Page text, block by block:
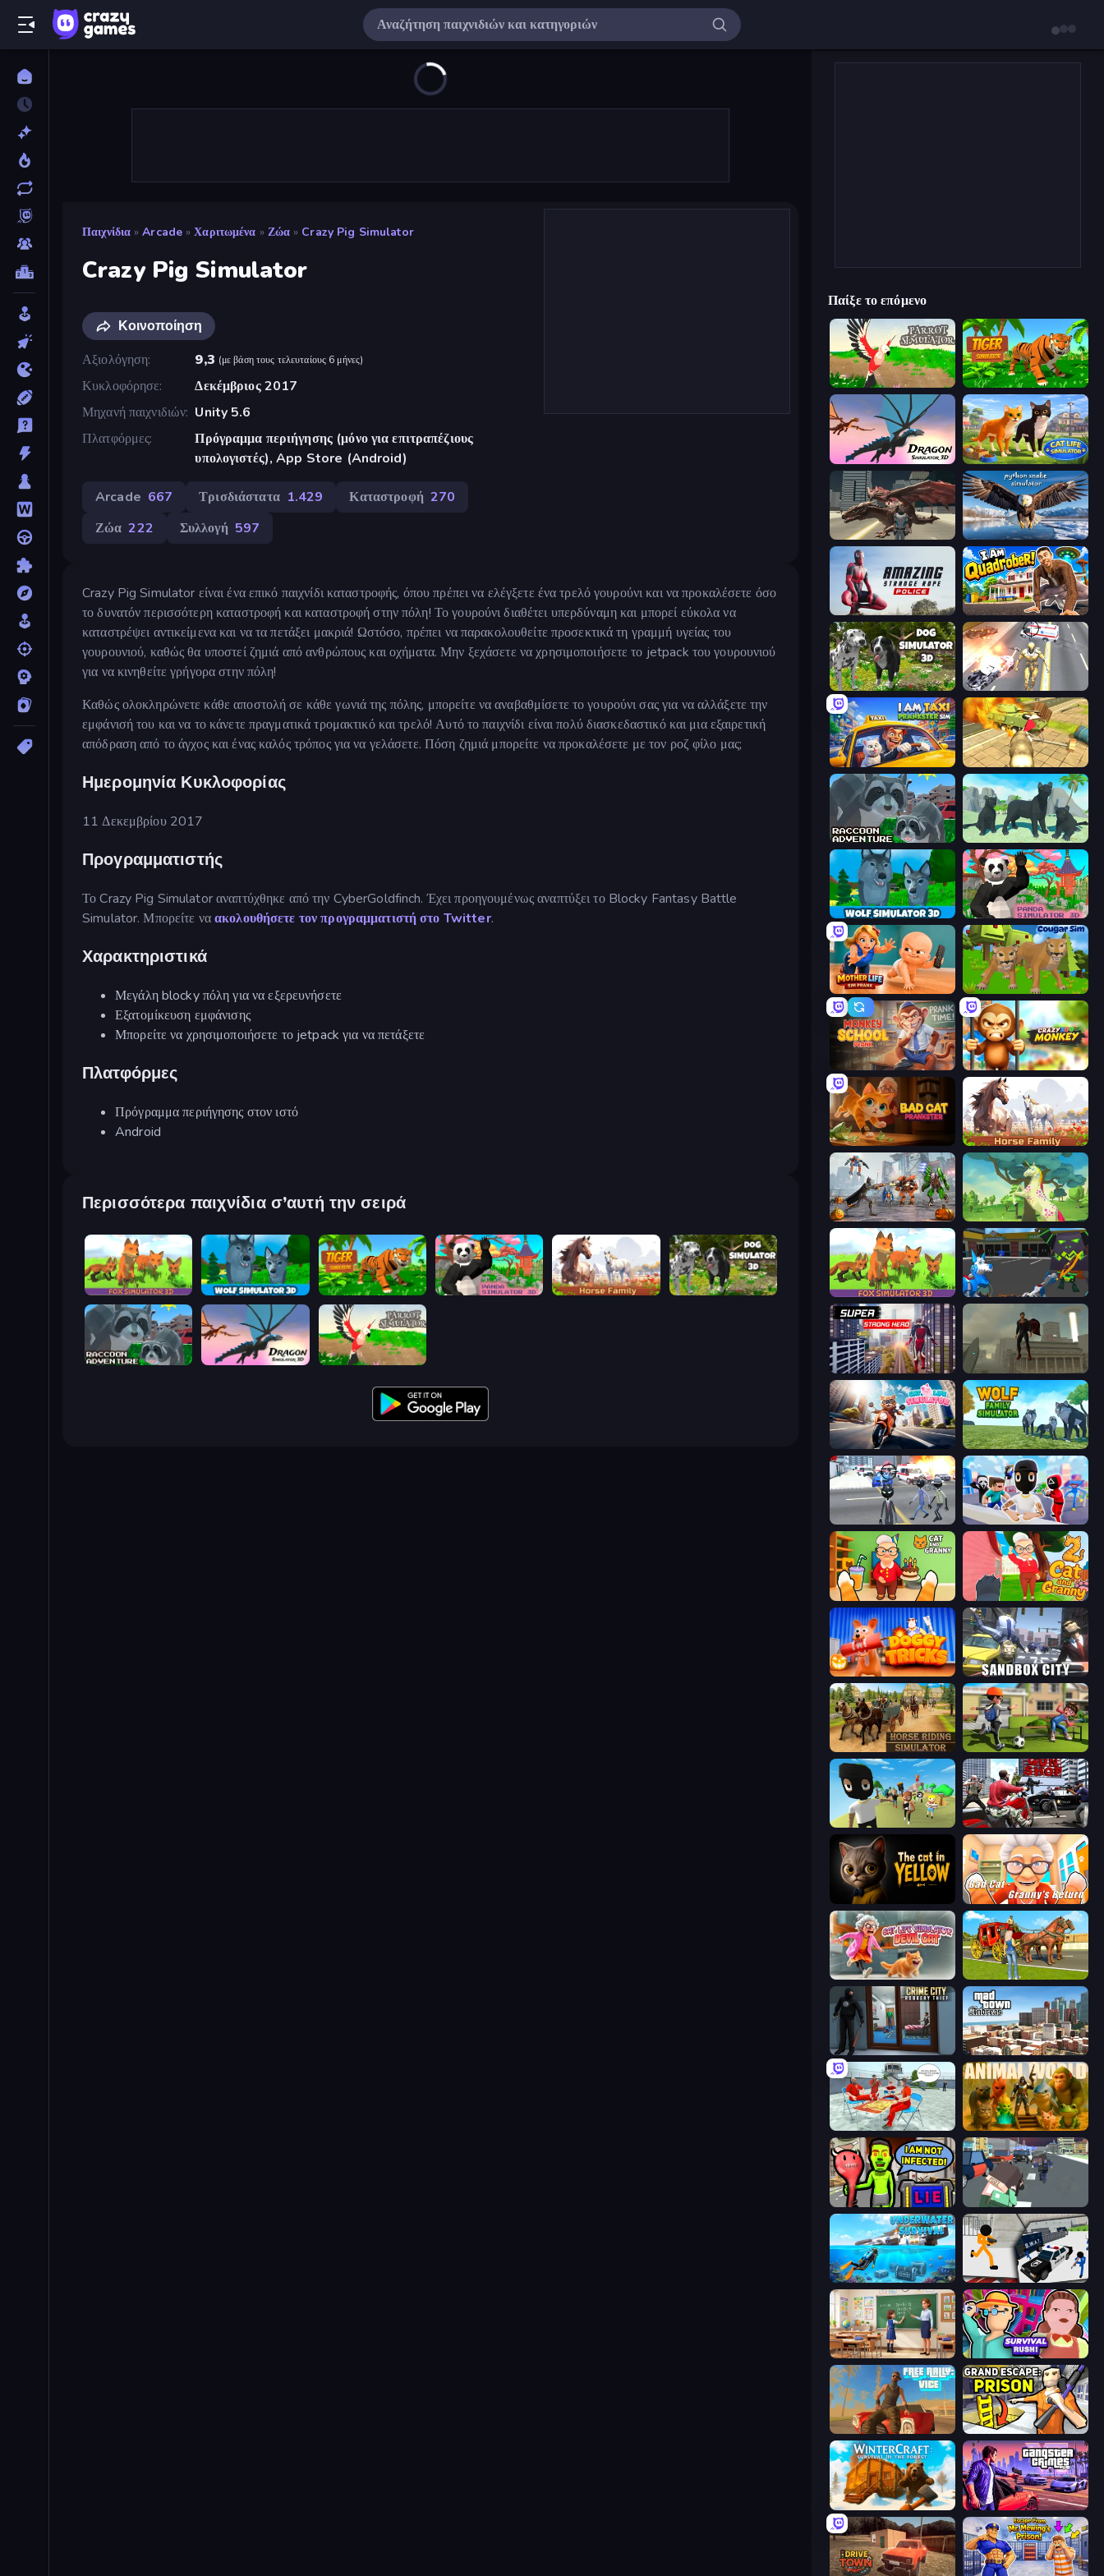
Παιχνίδια » Arcade » Χαριτωμένα » Ζώα » Crazy Pig Simulator
Crazy Pig Simulator
Κοινοποίηση
Αξιολόγηση
9,3 (με βάση τους τελευταίους 6 μήνες)
Κυκλοφόρησε
Δεκέμβριος 2017
Μηχανή παιχνιδιών Unity 5.6
Πλατφόρμες
Πρόγραμμα περιήγησης (μόνο για επιτραπέζιους
υπολογιστές), App Store (Android)
Arcade 667 Τρισδιάστατα 1.429 Καταστροφή 270
Ζώα 222 Συλλογή 597
Crazy Pig Simulator είναι ένα επικό παιχνίδι καταστροφής, όπου πρέπει να ελέγξετε ένα τρελό γουρούνι και να προκαλέσετε όσο
το δυνατόν περισσότερη καταστροφή και καταστροφή στην πόλη! Το γουρούνι διαθέτει υπερδύναμη και μπορεί εύκολα να
καταστρέψει αντικείμενα και να τα πετάξει μακριά! Ωστόσο, πρέπει να παρακολουθείτε προσεκτικά τη γραμμή υγείας του
γουρουνιού, καθώς θα υποστεί ζημιά από ανθρώπους και οχήματα. Μην ξεχάσετε να χρησιμοποιήσετε το jetpack του γουρουνιού
για να κινηθείτε γρήγορα στην πόλη!
Καθώς ολοκληρώνετε κάθε αποστολή σε κάθε γωνιά της πόλης, μπορείτε να αναβαθμίσετε το γουρούνι σας για να αλλάξετε την
εμφάνισή του και να το κάνετε πραγματικά τρομακτικό και τρελό! Αυτό το παιχνίδι είναι πολύ διασκεδαστικό και μια εξαιρετική
απόδραση από το άγχος και ένας καλός τρόπος για να γελάσετε. Πόση ζημιά μπορείτε να προκαλέσετε με τον ροζ φίλο μας;
Ημερομηνία Κυκλοφορίας
11 Δεκεμβρίου 2017
Προγραμματιστής
Το Crazy Pig Simulator αναπτύχθηκε από την CyberGoldfinch. Έχει προηγουμένως αναπτύξει το Blocky Fantasy Battle
Simulator. Μπορείτε ναακολουθήσετε τον προγραμματιστή στο Twitter.
Χαρακτηριστικά
Μεγάλη blocky πόλη για να εξερευνήσετε
Εξατομίκευση εμφάνισης
Μπορείτε να χρησιμοποιήσετε το jetpack για να πετάξετε
Πλατφόρμες
Πρόγραμμα περιήγησης στον ιστό
Android
Περισσότερα παιχνίδια σ’αυτή την σειρά
Fox Simulator 3D Wolf Simulator: Wild Animals 3D Tiger Simulator 3D Panda Simulator 3D Horse Simulator 3D Dog Simulator 3D
Raccoon Adventure: City Simulator 3D Dragon Simulator 3D Parrot Simulator
Παίξε το επόμενο
Parrot Simulator Tiger Simulator 3D
Dragon Simulator 3D Cat Life Simulator 3D
Dragon Vice City Python Snake Simulator
Amazing Strange Rope Police I Am Quadrober!
Dog Simulator 3D
I Am Taxi Prankster Sim Wild Animal Zoo City Simulator
Raccoon Adventure: City Simulator 3D Panther Family Simulator 3D
Wolf Simulator: Wild Animals 3D Panda Simulator 3D
Mother Life Simulator: Prank Cougar Simulator: Big Cats
Monkey School Prank Crazy Zoo Monkey
Bad Cat Prankster Horse Simulator 3D
Flying Bat Robot Car Transform Game Unicorn Family Simulator Magic World
Fox Simulator 3D Robot Dog City Simulator
Super Strong Hero The Superman - Theme is Aliens
Cat Life Simulator Wolf Family Simulator
Amazing Crime Strange Stickman
Cat and Granny Cat and Granny 2
Doggy Tricks Sandbox City
Horse Riding Simulator The Prank King
Grand Action Simulator: New York
The Cat in Yellow Bad Cat - Granny's Return
Cat Life Simulator: Devil Cat Horse Cart Transport Taxi Game
Crime City Robbery Thief Games Mad Town Andreas: Mafia Storie
Alcatraz Prison Escape Plan Animal World
I Am Not Infected!
Underwater Survival: Deep Dive Stickman Prison: Counter Assault
High School Teacher Simulator Survival Rush!
Free Rally: Vice Grand Escape: Prison
WinterCraft: Survival in the Forest Gangster Crimes Online 6: Mafia City